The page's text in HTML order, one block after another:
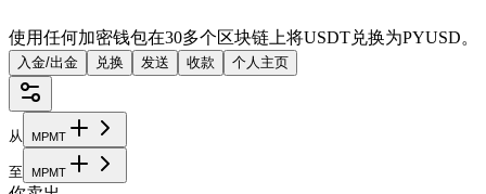
使用任何加密钱包在30多个区块链上将USDT兑换为PYUSD。
入金/出金 兑换 发送 收款 个人主页
从 MPMT
至 MPMT